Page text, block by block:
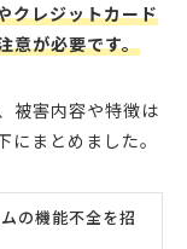
クレジットカード
意が必要です。
被害内容や特徴は
まとめました。
の機能不全を招